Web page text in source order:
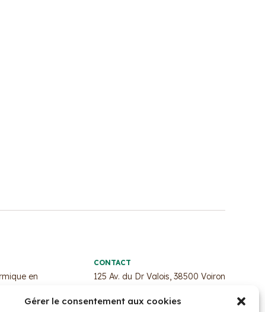
Gérer le consentement aux cookies
en
:
CONTACT
125 Av. du Dr Valois, 38500 Voiron
Formulaire de contact